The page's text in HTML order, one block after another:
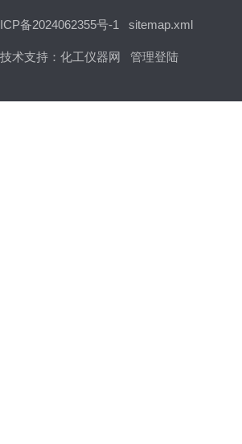
ICP备2024062355号-1 sitemap.xml
技术支持： 化工仪器网 管理登陆